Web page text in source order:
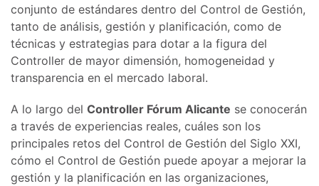
conjunto de estándares dentro del Control de Gestión,
tanto de análisis, gestión y planificación, como de
técnicas y estrategias para dotar a la figura del
Controller de mayor dimensión, homogeneidad y
transparencia en el mercado laboral.
A lo largo del Controller Fórum Alicante se conocerán
a través de experiencias reales, cuáles son los
principales retos del Control de Gestión del Siglo XXI,
cómo el Control de Gestión puede apoyar a mejorar la
gestión y la planificación en las organizaciones,